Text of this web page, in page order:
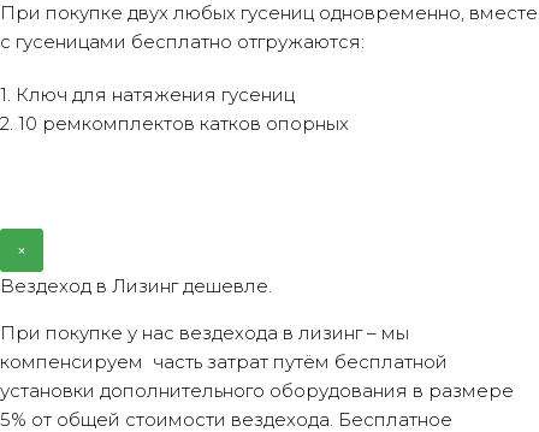
При покупке двух любых гусениц одновременно, вместе
с гусеницами бесплатно отгружаются:
1. Ключ для натяжения гусениц
2. 10 ремкомплектов катков опорных
×
Вездеход в Лизинг дешевле.
При покупке у нас вездехода в лизинг – мы
компенсируем часть затрат путём бесплатной
установки дополнительного оборудования в размере
5% от общей стоимости вездехода. Бесплатное